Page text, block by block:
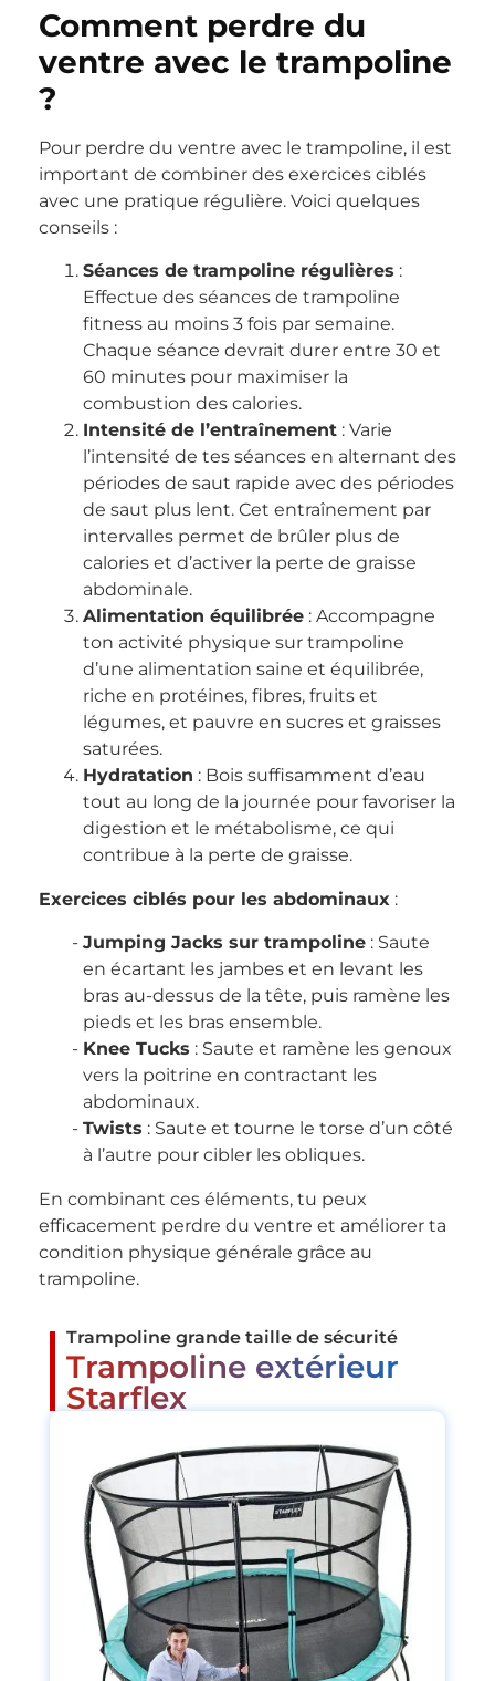
Comment perdre du
ventre avec le trampoline
?
Pour perdre du ventre avec le trampoline, il est
important de combiner des exercices ciblés
avec une pratique régulière. Voici quelques
conseils :
Séances de trampoline régulières :
Effectue des séances de trampoline
fitness au moins 3 fois par semaine.
Chaque séance devrait durer entre 30 et
60 minutes pour maximiser la
combustion des calories.
Intensité de l’entraînement : Varie
l’intensité de tes séances en alternant des
périodes de saut rapide avec des périodes
de saut plus lent. Cet entraînement par
intervalles permet de brûler plus de
calories et d’activer la perte de graisse
abdominale.
Alimentation équilibrée : Accompagne
ton activité physique sur trampoline
d’une alimentation saine et équilibrée,
riche en protéines, fibres, fruits et
légumes, et pauvre en sucres et graisses
saturées.
Hydratation : Bois suffisamment d’eau
tout au long de la journée pour favoriser la
digestion et le métabolisme, ce qui
contribue à la perte de graisse.
Exercices ciblés pour les abdominaux :
Jumping Jacks sur trampoline : Saute
en écartant les jambes et en levant les
bras au-dessus de la tête, puis ramène les
pieds et les bras ensemble.
Knee Tucks : Saute et ramène les genoux
vers la poitrine en contractant les
abdominaux.
Twists : Saute et tourne le torse d’un côté
à l’autre pour cibler les obliques.
En combinant ces éléments, tu peux
efficacement perdre du ventre et améliorer ta
condition physique générale grâce au
trampoline.
Trampoline grande taille de sécurité
Trampoline extérieur
Starflex